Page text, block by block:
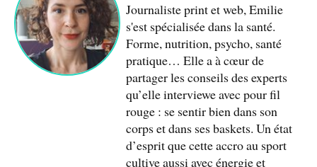
Journaliste print et web, Emilie
s'est spécialisée dans la santé.
Forme, nutrition, psycho, santé
pratique… Elle a à cœur de
partager les conseils des experts
qu’elle interviewe avec pour fil
rouge : se sentir bien dans son
corps et dans ses baskets. Un état
d’esprit que cette accro au sport
cultive aussi avec énergie et